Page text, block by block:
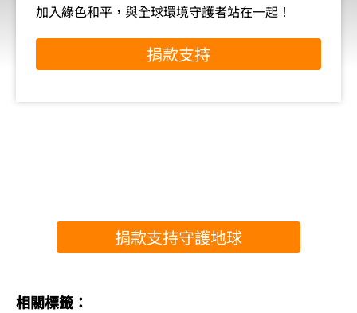
加入綠色和平，與全球環境守護者站在一起！
捐款支持
捐款支持守護地球
相關標籤：